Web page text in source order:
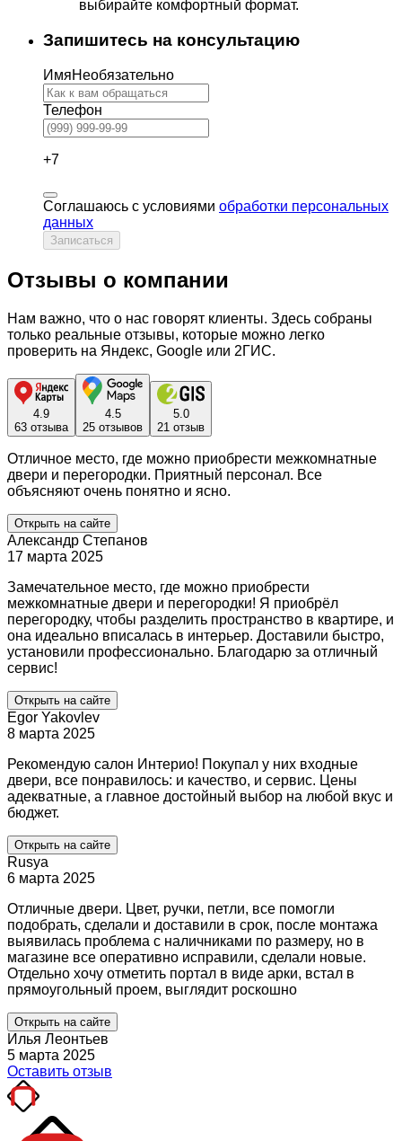
выбирайте комфортный формат.
Запишитесь на консультацию
ИмяНеобязательно
Телефон
+7
Соглашаюсь с условиями обработки персональных
данных
Записаться
Отзывы о компании
Нам важно, что о нас говорят клиенты. Здесь собраны
только реальные отзывы, которые можно легко
проверить на Яндекс, Google или 2ГИС.
4.9
63 отзыва
4.5
25 отзывов
5.0
21 отзыв
Отличное место, где можно приобрести межкомнатные
двери и перегородки. Приятный персонал. Все
объясняют очень понятно и ясно.
Открыть на сайте
Александр Степанов
17 марта 2025
Замечательное место, где можно приобрести
межкомнатные двери и перегородки! Я приобрёл
перегородку, чтобы разделить пространство в квартире, и
она идеально вписалась в интерьер. Доставили быстро,
установили профессионально. Благодарю за отличный
сервис!
Открыть на сайте
Egor Yakovlev
8 марта 2025
Рекомендую салон Интерио! Покупал у них входные
двери, все понравилось: и качество, и сервис. Цены
адекватные, а главное достойный выбор на любой вкус и
бюджет.
Открыть на сайте
Rusya
6 марта 2025
Отличные двери. Цвет, ручки, петли, все помогли
подобрать, сделали и доставили в срок, после монтажа
выявилась проблема с наличниками по размеру, но в
магазине все оперативно исправили, сделали новые.
Отдельно хочу отметить портал в виде арки, встал в
прямоугольный проем, выглядит роскошно
Открыть на сайте
Илья Леонтьев
5 марта 2025
Оставить отзыв